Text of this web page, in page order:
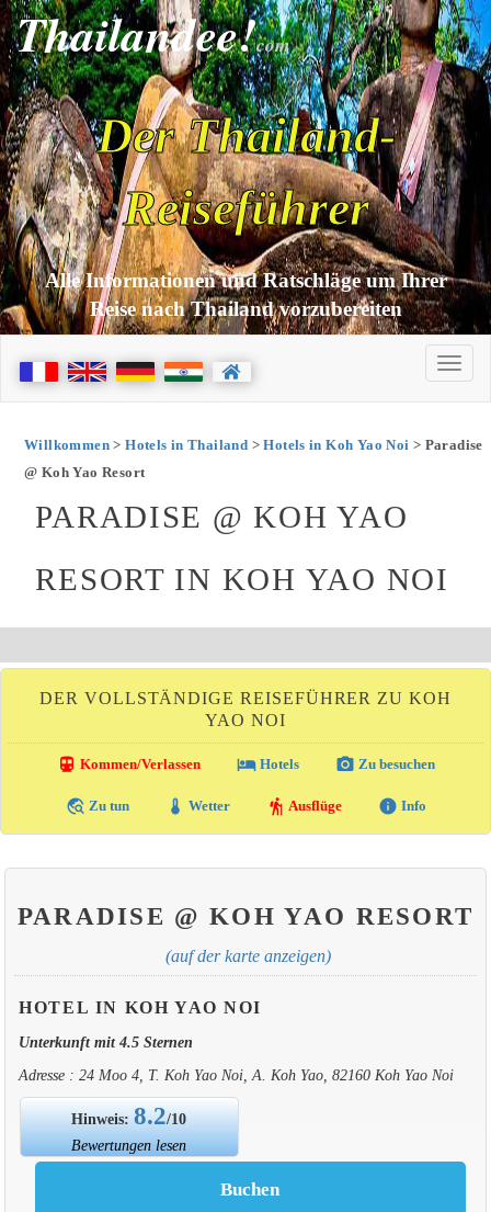
Thailandee!com
Der Thailand-
Reiseführer
Alle Informationen und Ratschläge um Ihrer
Reise nach Thailand vorzubereiten
Willkommen>Hotels in Thailand >Hotels in Koh Yao Noi > Paradise
@ Koh Yao Resort
PARADISE @ KOH YAO
RESORT IN KOH YAO NOI
DER VOLLSTÄNDIGE REISEFÜHRER ZU KOH
YAO NOI
directions_transit Kommen/Verlassen local_hotelHotels photo_camera Zu besuchen
travel_explore Zu tun thermostat Wetter hiking Ausflüge info Info
PARADISE @ KOH YAO RESORT
(auf der karte anzeigen)
HOTEL IN KOH YAO NOI
Unterkunft mit 4.5 Sternen
Adresse : 24 Moo 4, T. Koh Yao Noi, A. Koh Yao, 82160 Koh Yao Noi
Hinweis:8.2/10
Bewertungen lesen